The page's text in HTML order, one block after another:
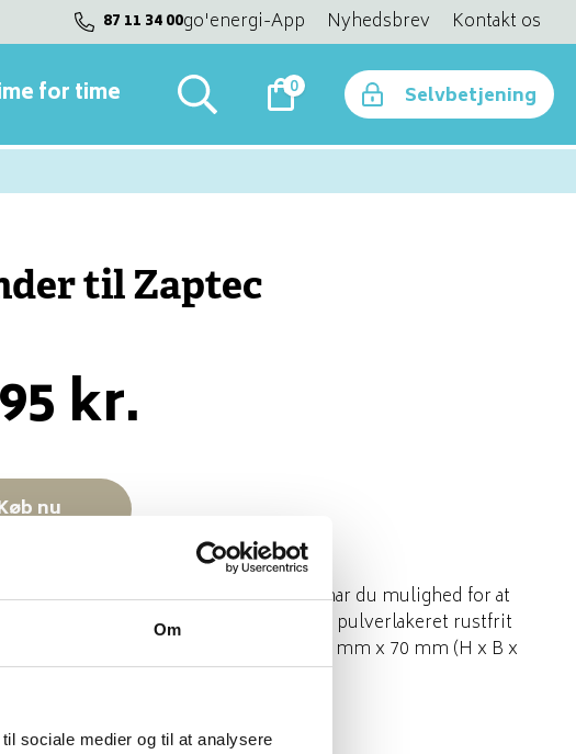
Om
sociale medier og til at analysere
87 11 34 00go'energi-App Nyhedsbrev Kontakt os
for time 0 Selvbetjening
til Zaptec
kr.
nu
ønsker at sætte boksen på dit hus, har du mulighed for at
stander til boksen. Standeren er udført i pulverlakeret rustfrit
har følgende mål: 1500 mm x 156 mm x 70 mm (H x B x